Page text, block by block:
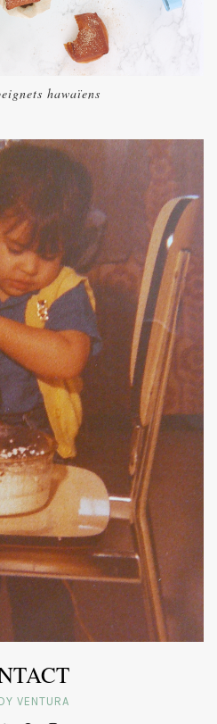
hawaïens
VENTURA